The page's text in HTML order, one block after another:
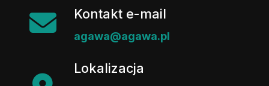
Kontakt e-mail
agawa@agawa.pl
Lokalizacja